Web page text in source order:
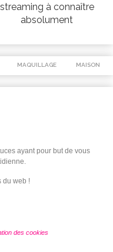
streaming à connaître
absolument
MAQUILLAGE MAISON
ayant pour but de vous
du web !
des cookies